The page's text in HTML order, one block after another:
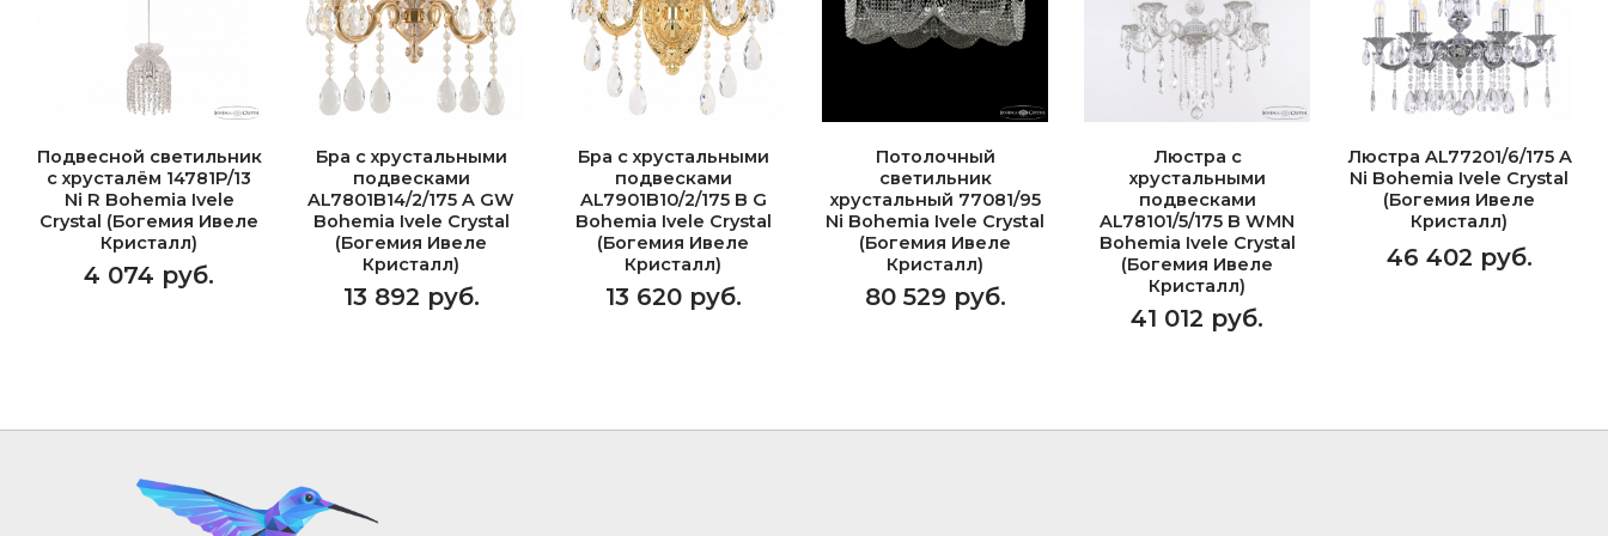
Подвесной светильник
с хрусталём 14781P/13
Ni R Bohemia Ivele
Crystal (Богемия Ивеле
Кристалл)
4 074 руб.
Бра с хрустальными
подвесками
AL7801B14/2/175 A GW
Bohemia Ivele Crystal
(Богемия Ивеле
Кристалл)
13 892 руб.
Бра с хрустальными
подвесками
AL7901B10/2/175 B G
Bohemia Ivele Crystal
(Богемия Ивеле
Кристалл)
13 620 руб.
Потолочный
светильник
хрустальный 77081/95
Ni Bohemia Ivele Crystal
(Богемия Ивеле
Кристалл)
80 529 руб.
Люстра с
хрустальными
подвесками
AL78101/5/175 B WMN
Bohemia Ivele Crystal
(Богемия Ивеле
Кристалл)
41 012 руб.
Люстра AL77201/6/175 A
Ni Bohemia Ivele Crystal
(Богемия Ивеле
Кристалл)
46 402 руб.